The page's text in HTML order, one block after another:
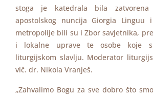
stoga je katedrala bila
apostolskog nuncija Giorgia Linguu
metropolije bili su i Zbor savjetnika,
i lokalne uprave te osobe koje
liturgijskom slavlju. Moderator
vlč. dr. Nikola Vranješ.
„Zahvalimo Bogu za sve dobro što